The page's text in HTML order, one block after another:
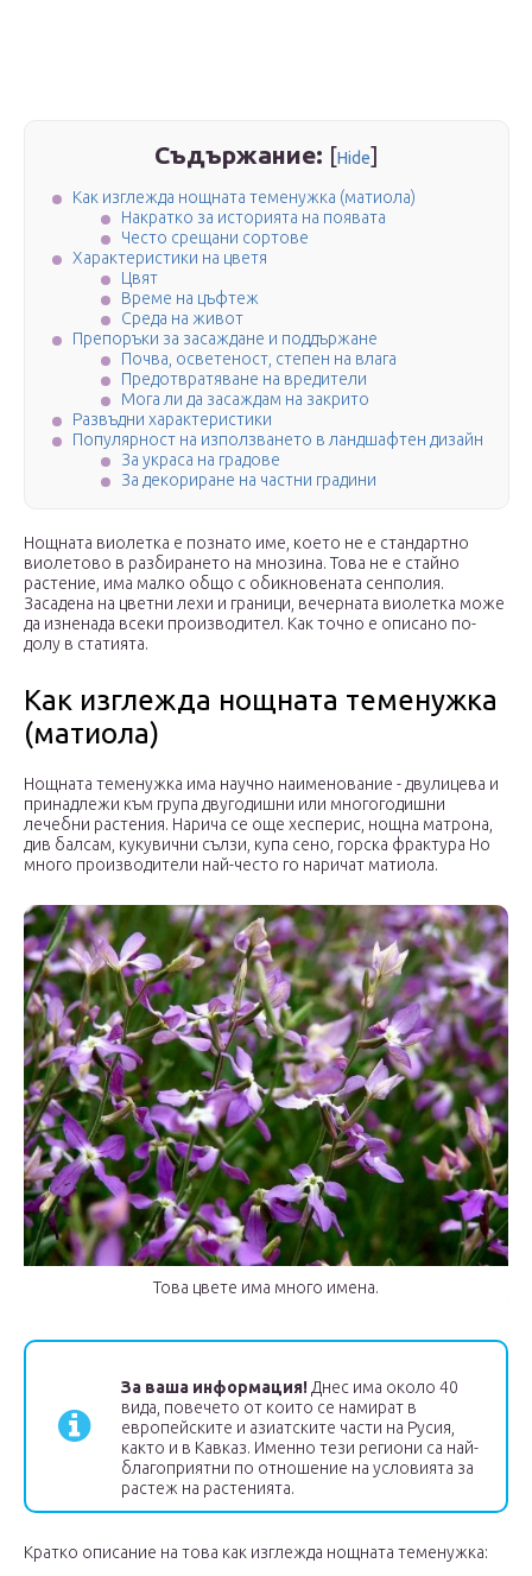
Съдържание: [Hide]
Как изглежда нощната теменужка (матиола)
Накратко за историята на появата
Често срещани сортове
Характеристики на цветя
Цвят
Време на цъфтеж
Среда на живот
Препоръки за засаждане и поддържане
Почва, осветеност, степен на влага
Предотвратяване на вредители
Мога ли да засаждам на закрито
Развъдни характеристики
Популярност на използването в ландшафтен дизайн
За украса на градове
За декориране на частни градини
Нощната виолетка е познато име, което не е стандартно
виолетово в разбирането на мнозина. Това не е стайно
растение, има малко общо с обикновената сенполия.
Засадена на цветни лехи и граници, вечерната виолетка може
да изненада всеки производител. Как точно е описано по-
долу в статията.
Как изглежда нощната теменужка
(матиола)
Нощната теменужка има научно наименование - двулицева и
принадлежи към група двугодишни или многогодишни
лечебни растения. Нарича се още хесперис, нощна матрона,
див балсам, кукувични сълзи, купа сено, горска фрактура Но
много производители най-често го наричат ​​матиола.
Това цвете има много имена.
За ваша информация! Днес има около 40
вида, повечето от които се намират в
европейските и азиатските части на Русия,
както и в Кавказ. Именно тези региони са най-
благоприятни по отношение на условията за
растеж на растенията.
Кратко описание на това как изглежда нощната теменужка: